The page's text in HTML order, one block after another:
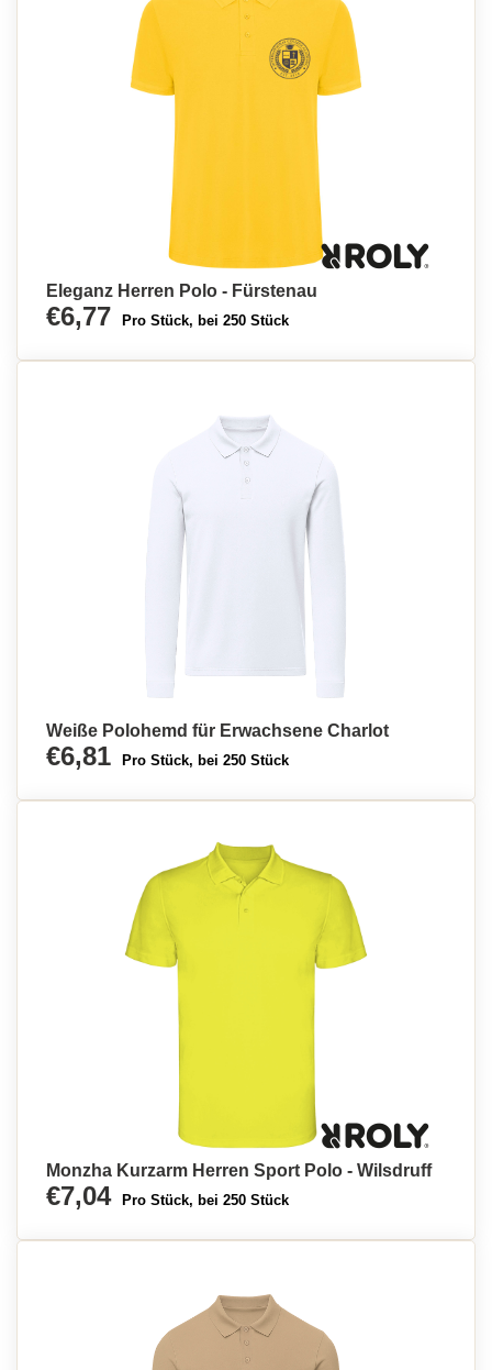
Eleganz Herren Polo - Fürstenau
€6,77 Pro Stück, bei 250 Stück
Weiße Polohemd für Erwachsene Charlot
€6,81 Pro Stück, bei 250 Stück
Monzha Kurzarm Herren Sport Polo - Wilsdruff
€7,04 Pro Stück, bei 250 Stück